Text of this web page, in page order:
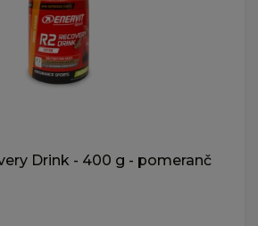
Drink - 400 g - pomeranč